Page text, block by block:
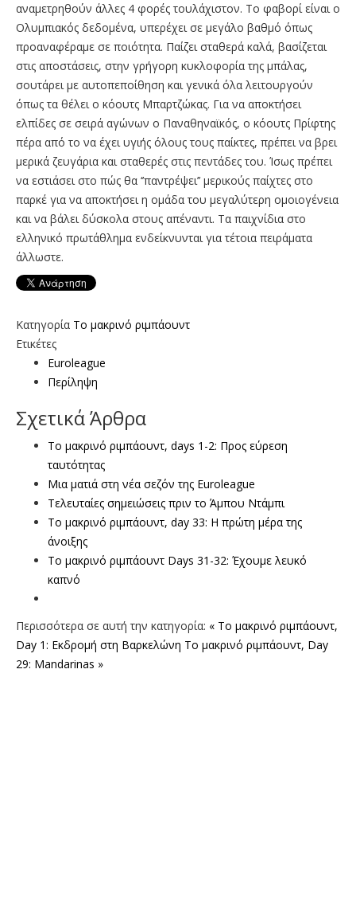
αναμετρηθούν άλλες 4 φορές τουλάχιστον. Το φαβορί είναι ο
Ολυμπιακός δεδομένα, υπερέχει σε μεγάλο βαθμό όπως
προαναφέραμε σε ποιότητα. Παίζει σταθερά καλά, βασίζεται
στις αποστάσεις, στην γρήγορη κυκλοφορία της μπάλας,
σουτάρει με αυτοπεποίθηση και γενικά όλα λειτουργούν
όπως τα θέλει ο κόουτς Μπαρτζώκας. Για να αποκτήσει
ελπίδες σε σειρά αγώνων ο Παναθηναϊκός, ο κόουτς Πρίφτης
πέρα από το να έχει υγιής όλους τους παίκτες, πρέπει να βρει
μερικά ζευγάρια και σταθερές στις πεντάδες του. Ίσως πρέπει
να εστιάσει στο πώς θα ‘’παντρέψει’’ μερικούς παίχτες στο
παρκέ για να αποκτήσει η ομάδα του μεγαλύτερη ομοιογένεια
και να βάλει δύσκολα στους απέναντι. Τα παιχνίδια στο
ελληνικό πρωτάθλημα ενδείκνυνται για τέτοια πειράματα
άλλωστε.
Κατηγορία To μακρινό ριμπάουντ
Ετικέτες
Euroleague
Περίληψη
Σχετικά Άρθρα
To μακρινό ριμπάουντ, days 1-2: Προς εύρεση
ταυτότητας
Mια ματιά στη νέα σεζόν της Euroleague
Τελευταίες σημειώσεις πριν το Άμπου Ντάμπι
Το μακρινό ριμπάουντ, day 33: Η πρώτη μέρα της
άνοιξης
Το μακρινό ριμπάουντ Days 31-32: Έχουμε λευκό
καπνό
Περισσότερα σε αυτή την κατηγορία: « Το μακρινό ριμπάουντ,
Day 1: Εκδρομή στη Βαρκελώνη Το μακρινό ριμπάουντ, Day
29: Mandarinas »